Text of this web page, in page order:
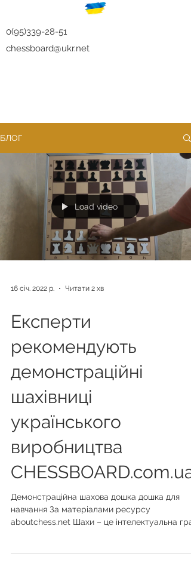
0(95)339-28-51
chessboard@ukr.net
БЛОГ
Load video
16 січ. 2022 р. Читати 2 хв
Експерти
рекомендують
демонстраційні
шахівниці
українського
виробництва
CHESSBOARD.com.ua
Демонстраційна шахова дошка дошка для
навчання За матеріалами ресурсу
aboutchess.net Шахи – це інтелектуальна гра,